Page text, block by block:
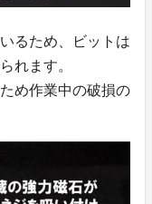
るため、ビットは
れます。
め作業中の破損の